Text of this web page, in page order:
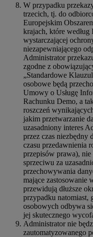
W przypadku
trzecich, tj. do
Europejskim
krajach, które
wystarczającej
niezapewniającego
Administrator
zgodne z
„Standardowe
osobowe będą
Umowy o Usługę
Rachunku Demo, a
roszczeń
jakim przetwarzanie
uzasadniony interes
przez czas niezbędny
czasu przedawnienia
przepisów prawa), nie
sprzeciwu za
przechowywania
mające zastosowanie
przewidują dłuższe
przypadku natomiast,
osobowych odbywa
jej skutecznego
Administrator nie
zautomatyzowanego